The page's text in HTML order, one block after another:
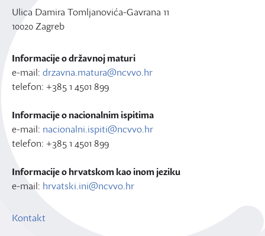
Ulica Damira Tomljanovića-Gavrana 11
10020 Zagreb
Informacije o državnoj maturi
e-mail: drzavna.matura@ncvvo.hr
telefon: +385 1 4501 899
Informacije o nacionalnim ispitima
e-mail: nacionalni.ispiti@ncvvo.hr
telefon: +385 1 4501 899
Informacije o hrvatskom kao inom jeziku
e-mail: hrvatski.ini@ncvvo.hr
Kontakt